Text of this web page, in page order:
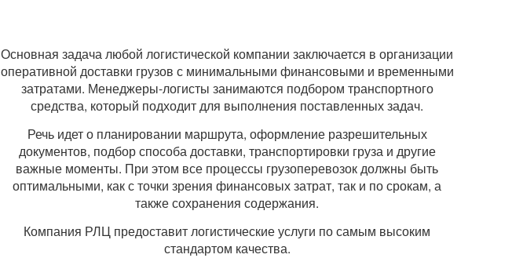
Основная задача любой логистической компании заключается в организации
оперативной доставки грузов с минимальными финансовыми и временными
затратами. Менеджеры-логисты занимаются подбором транспортного
средства, который подходит для выполнения поставленных задач.
Речь идет о планировании маршрута, оформление разрешительных
документов, подбор способа доставки, транспортировки груза и другие
важные моменты. При этом все процессы грузоперевозок должны быть
оптимальными, как с точки зрения финансовых затрат, так и по срокам, а
также сохранения содержания.
Компания РЛЦ предоставит логистические услуги по самым высоким
стандартом качества.